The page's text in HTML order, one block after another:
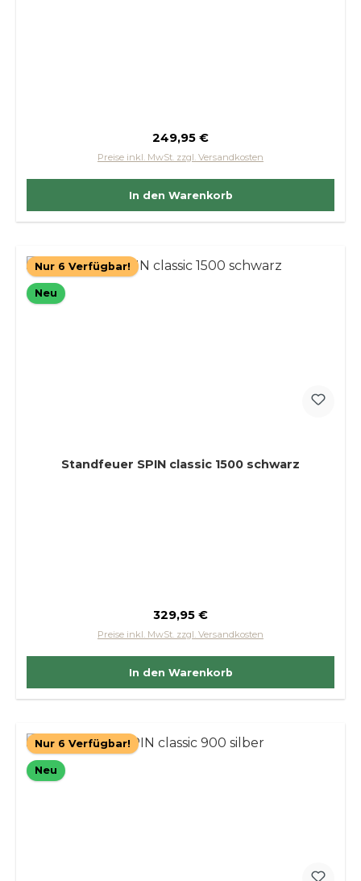
Regulärer Preis:
249,95 €
Preise inkl. MwSt. zzgl. Versandkosten
In den Warenkorb
Nur 6 Verfügbar!
Neu
Standfeuer SPIN classic 1500 schwarz
Regulärer Preis:
329,95 €
Preise inkl. MwSt. zzgl. Versandkosten
In den Warenkorb
Nur 6 Verfügbar!
Neu